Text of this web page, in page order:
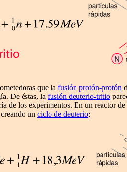
que la fusión protón-protón
De éstas, la fusión deuterio-tritio
de los experimentos. En un reactor
un ciclo de deuterio: